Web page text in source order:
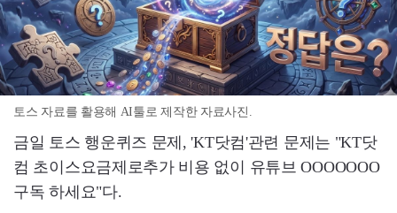
토스 자료를 활용해 AI툴로 제작한 자료사진.
금일 토스 행운퀴즈 문제, 'KT닷컴'관련 문제는 "KT닷
컴 초이스요금제로추가 비용 없이 유튜브 OOOOOOO
구독 하세요"다.